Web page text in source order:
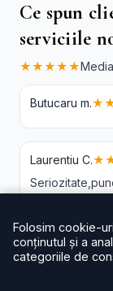
Ce spun
serviciile
★★★★★
Butucaru m.
Laurentiu C.
Vasile D.
O experienta
respectul m-a
Folosim cookie-
conținutul și a
categoriile de